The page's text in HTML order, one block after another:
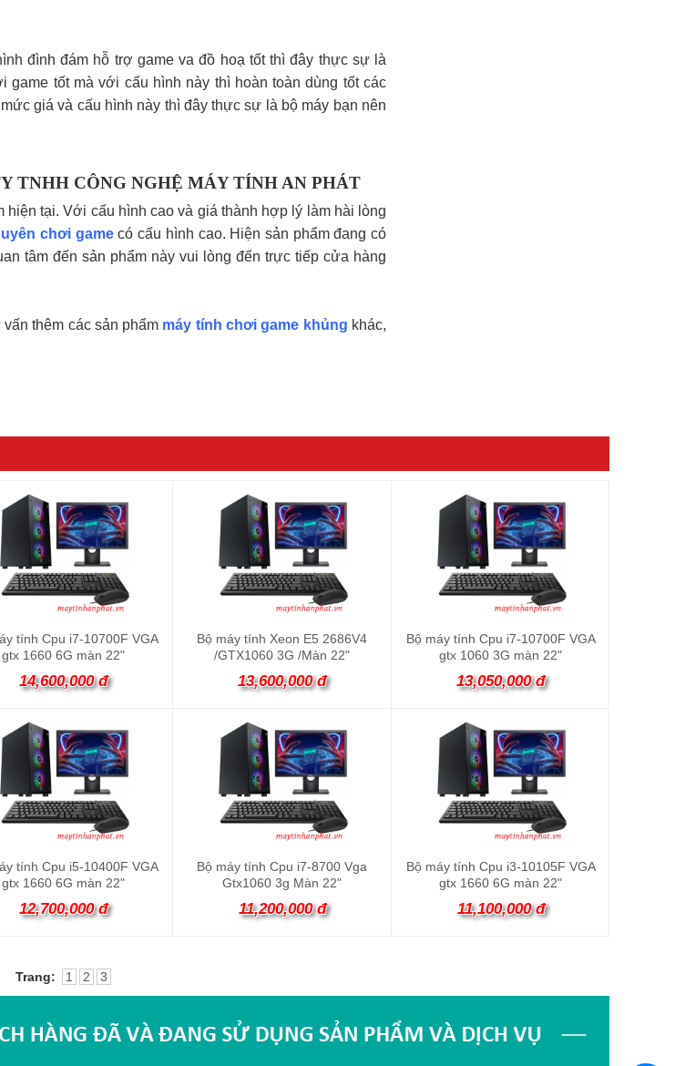
đình đám hỗ trợ game va đồ hoạ tốt thì đây thực sự là
tốt mà với cấu hình này thì hoàn toàn dùng tốt các
giá và cấu hình này thì đây thực sự là bộ máy bạn nên
TNHH CÔNG NGHỆ MÁY TÍNH AN PHÁT
tại. Với cấu hình cao và giá thành hợp lý làm hài lòng
chơi gamecó cấu hình cao. Hiện sản phẩm đang có
tâm đến sản phẩm này vui lòng đến trực tiếp cửa hàng
thêm các sản phẩm máy tính chơi game khủng khác,
tính Cpu i7-10700F VGA
gtx 1660 6G màn 22"
14,600,000 đ
Bộ máy tính Xeon E5 2686V4
/GTX1060 3G /Màn 22"
13,600,000 đ
Bộ máy tính Cpu i7-10700F VGA
gtx 1060 3G màn 22"
13,050,000 đ
tính Cpu i5-10400F VGA
gtx 1660 6G màn 22"
12,700,000 đ
Bộ máy tính Cpu i7-8700 Vga
Gtx1060 3g Màn 22"
11,200,000 đ
Bộ máy tính Cpu i3-10105F VGA
gtx 1660 6G màn 22"
11,100,000 đ
Trang: 1 2 3